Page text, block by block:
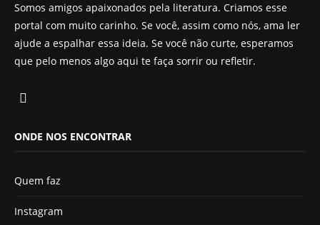
Somos amigos apaixonados pela literatura. Criamos esse
portal com muito carinho. Se você, assim como nós, ama ler
ajude a espalhar essa ideia. Se você não curte, esperamos
que pelo menos algo aqui te faça sorrir ou refletir.
ONDE NOS ENCONTRAR
Quem faz
Instagram